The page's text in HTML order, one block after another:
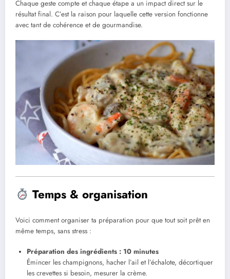
Chaque geste compte et chaque étape a un impact direct sur le
résultat final. C’est la raison pour laquelle cette version fonctionne
avec tant de cohérence et de gourmandise.
Temps & organisation
Voici comment organiser ta préparation pour que tout soit prêt en
même temps, sans stress :
Préparation des ingrédients : 10 minutes
Émincer les champignons, hacher l’ail et l’échalote, décortiquer
les crevettes si besoin, mesurer la crème.